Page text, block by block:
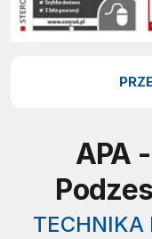
APA
TECHNIKA